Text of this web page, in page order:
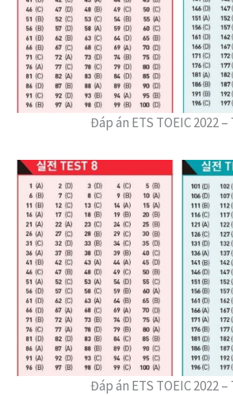
Đáp án ETS TOEIC 2022 –
Đáp án ETS TOEIC 2022 –